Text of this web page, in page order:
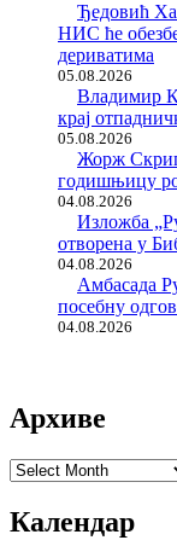
Ђедовић
НИС ће
дериватима
05.08.2026
Владимир
крај
05.08.2026
Жорж
годишњицу
04.08.2026
Изложба
отворена у
04.08.2026
Амбасада
посебну
04.08.2026
Архиве
Архиве
Календар